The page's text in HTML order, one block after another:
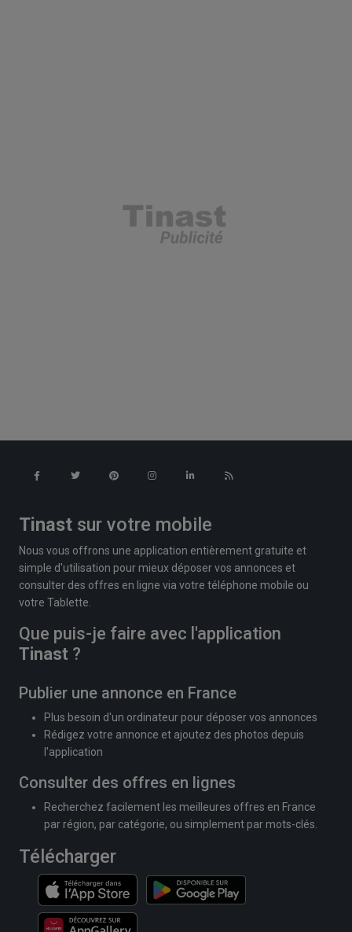
Tinast sur votre mobile
Nous vous offrons une application entièrement gratuite et
simple d'utilisation pour mieux déposer vos annonces et
consulter des offres en ligne via votre téléphone mobile ou
votre Tablette.
Que puis-je faire avec l'application
Tinast ?
Publier une annonce en France
Plus besoin d'un ordinateur pour déposer vos annonces
Rédigez votre annonce et ajoutez des photos depuis
l'application
Consulter des offres en lignes
Recherchez facilement les meilleures offres en France
par région, par catégorie, ou simplement par mots-clés.
Télécharger